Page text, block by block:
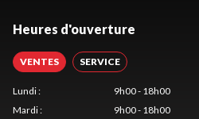
Heures d'ouverture
VENTES SERVICE
Lundi:
9h00 - 18h00
Mardi:
9h00 - 18h00